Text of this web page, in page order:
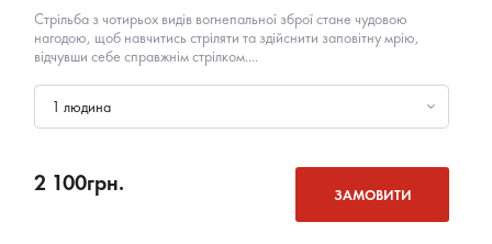
Стрільба з чотирьох видів вогнепальної зброї стане чудовою
нагодою, щоб навчитись стріляти та здійснити заповітну мрію,
відчувши себе справжнім стрілком....
1 людина
2 100грн. ЗАМОВИТИ